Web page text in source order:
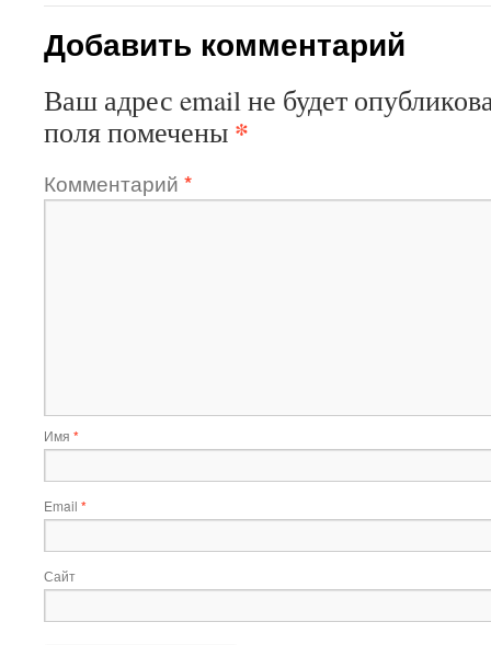
Добавить комментарий
Ваш адрес email не будет
поля помечены *
Комментарий *
Имя *
Email *
Сайт